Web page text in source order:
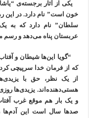
یکی از آثار برجسته‌ی
خون است” نام دارد. در این
سلطان” نام دارد که به
عربستان پناه می‌دهد و رسم
“گویا این‌ها شیطان و
که از فرمان خدا سرپیچی
از یک نظر، حق با
هستی‌دهنده‌اند. یزیدی‌ها
و یک بار هم موقع غرب
صدها سال است این آدم‌ها